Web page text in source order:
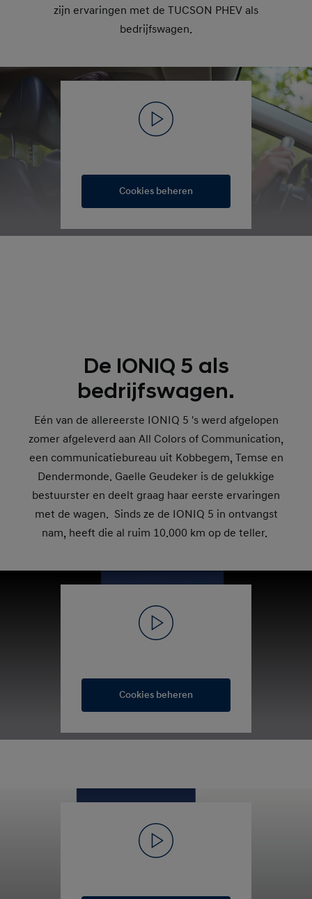
zijn ervaringen met de TUCSON PHEV als
bedrijfswagen.
Cookies beheren
De IONIQ 5 als
bedrijfswagen.
Eén van de allereerste IONIQ 5 's werd afgelopen
zomer afgeleverd aan All Colors of Communication,
een communicatiebureau uit Kobbegem, Temse en
Dendermonde. Gaelle Geudeker is de gelukkige
bestuurster en deelt graag haar eerste ervaringen
met de wagen. Sinds ze de IONIQ 5 in ontvangst
nam, heeft die al ruim 10.000 km op de teller.
Cookies beheren